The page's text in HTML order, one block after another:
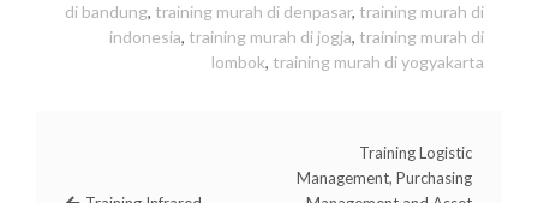
di bandung, training murah di denpasar, training murah di
indonesia, training murah di jogja, training murah di
lombok, training murah di yogyakarta
Training Logistic
Management, Purchasing